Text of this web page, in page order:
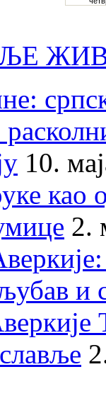
10.
као
2.
и